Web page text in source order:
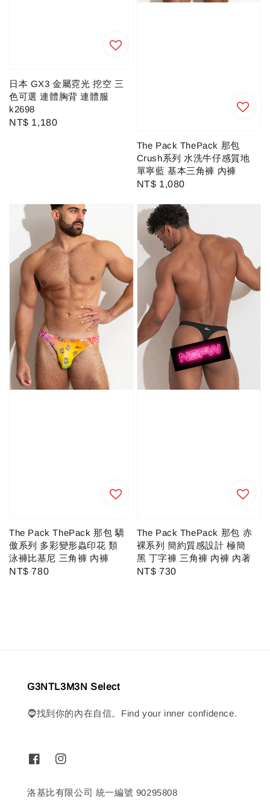
日本 GX3 金屬霓光 挖空 三
色可選 連體胸背 連體服
k2698
Regular
NT$ 1,180
The Pack ThePack 那包
Crush系列 水洗牛仔感質地
單寧藍 基本三角褲 內褲
Regular
NT$ 1,080
The Pack ThePack 那包 驕
傲系列 多彩變形蟲印花 類
泳褲比基尼 三角褲 內褲
Regular
NT$ 780
The Pack ThePack 那包 赤
裸系列 簡約質感設計 極簡
黑 丁字褲 三角褲 內褲 內著
Regular
NT$ 730
G3NTL3M3N Select
🧔找到你的內在自信。Find your inner confidence.
洛基比有限公司 統一編號 90295808